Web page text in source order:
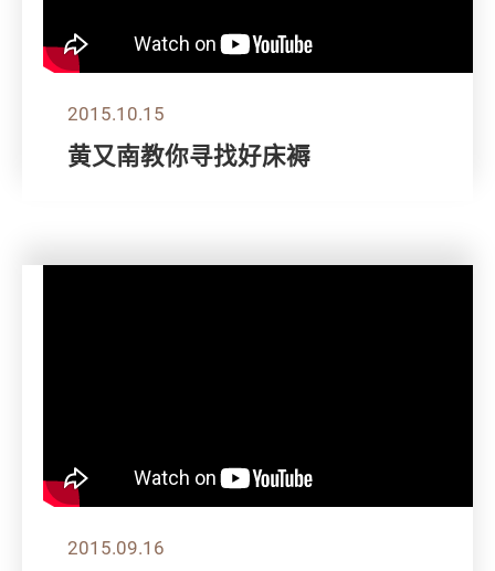
2015.10.15
黄又南教你寻找好床褥
2015.09.16